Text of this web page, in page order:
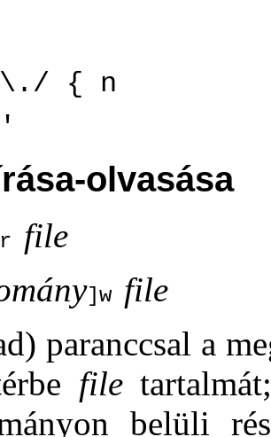
{ n
olvasása
file
]w file
paranccsal a
file
belüli